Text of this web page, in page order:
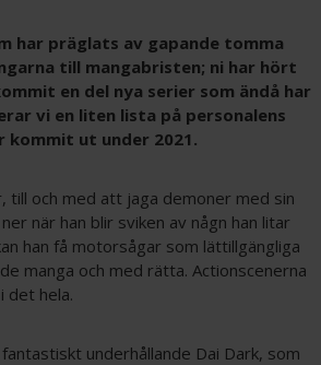
har präglats av gapande tomma
till mangabristen; ni har hört
en del nya serier som ändå har
vi en liten lista på personalens
kommit ut under 2021.
till och med att jaga demoner med sin
när han blir sviken av någn han litar
han få motorsågar som lättillgängliga
manga och med rätta. Actionscenerna
det hela.
underhållande Dai Dark, som